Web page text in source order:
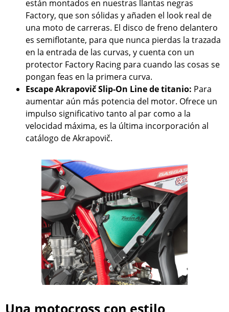
están montados en nuestras llantas negras
Factory, que son sólidas y añaden el look real de
una moto de carreras. El disco de freno delantero
es semiflotante, para que nunca pierdas la trazada
en la entrada de las curvas, y cuenta con un
protector Factory Racing para cuando las cosas se
pongan feas en la primera curva.
Escape Akrapovič Slip-On Line de titanio: Para
aumentar aún más potencia del motor. Ofrece un
impulso significativo tanto al par como a la
velocidad máxima, es la última incorporación al
catálogo de Akrapovič.
Una motocross con estilo